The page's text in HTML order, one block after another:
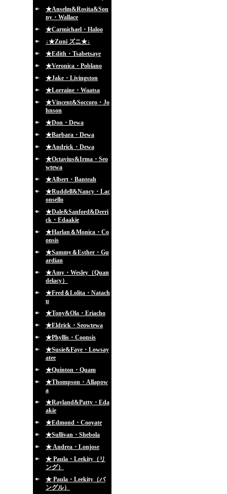
★Anselm&Rosita&Son
ny・Wallace
★Carmichael・Haloo
↓★Zuni ズニ★↓
★Edith・Tsabetsaye
★Veronica・Poblano
★Jake・Livingston
★Lorraine・Waatsa
★Vincent&Soccoro・Jo
hnson
★Don・Dewa
★Barbara・Dewa
★Andrick・Dewa
★Octavius&Irma・Seo
wtewa
★Albert・Banteah
★Ruddell&Nancy・Lac
onsello
★Dale&Sanford&Derri
ck・Edaakie
★Harlan＆Monica・Co
onsis
★Sammy＆Esther・Gu
ardian
★Amy・Wesley（Quan
delacy）
★Fred＆Lolita・Natach
u
★Tony&Ola・Eriacho
★Eldrick・Seowtewa
★Phyllis・Coonsis
★Susie&Faye・Lowsay
atee
★Quinton・Quam
★Thompson・Allapow
a
★Rayland&Patty・Eda
akie
★Edmond・Cooyate
★Sullivan・Shebola
★ Andrea・Lonjose
★ Paula・Leekity（リ
ング）
★ Paula・Leekity（バ
ングル）